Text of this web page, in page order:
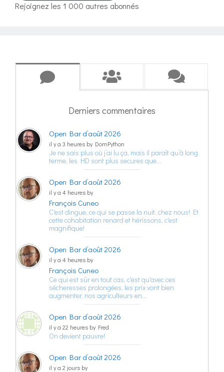
Rejoignez les 1 000 autres abonnés
Derniers commentaires
Open Bar d’août 2026
il y a 3 heures by DomPython
Je ne sais plus où j’ai lu ça, mais il paraît qu’à long
terme, les HD sont plus secures que…
Open Bar d’août 2026
il y a 4 heures by
François Cuneo
C'est dingue, ce qui se passe la nuit, chez nous! Et
cette cohabitation renard et hérissons, c'est
magnifique!
Open Bar d’août 2026
il y a 4 heures by
François Cuneo
Ce qui est sûr en tout cas, c'est qu'avec ces
sécheresses prolongées, les prix vont bien
augmenter, nos agriculteurs en…
Open Bar d’août 2026
il y a 22 heures by Fred
On devient pauvre!
Open Bar d’août 2026
il y a 2 jours by